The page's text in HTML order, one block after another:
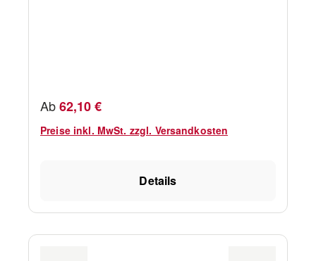
Regulärer Preis:
Ab62,10 €
Preise inkl. MwSt. zzgl. Versandkosten
Details